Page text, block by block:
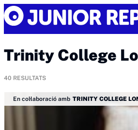
Skip
to
content
Junior
Report
Trinity College
40 RESULTATS
En col·laboració amb TRINITY COLLEGE